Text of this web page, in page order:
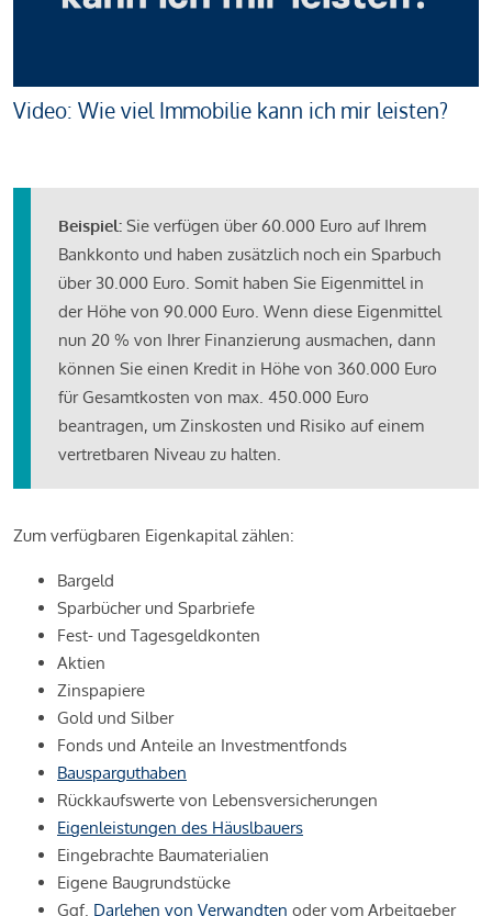
Video: Wie viel Immobilie kann ich mir leisten?
Beispiel: Sie verfügen über 60.000 Euro auf Ihrem
Bankkonto und haben zusätzlich noch ein Sparbuch
über 30.000 Euro. Somit haben Sie Eigenmittel in
der Höhe von 90.000 Euro. Wenn diese Eigenmittel
nun 20 % von Ihrer Finanzierung ausmachen, dann
können Sie einen Kredit in Höhe von 360.000 Euro
für Gesamtkosten von max. 450.000 Euro
beantragen, um Zinskosten und Risiko auf einem
vertretbaren Niveau zu halten.
Zum verfügbaren Eigenkapital zählen:
Bargeld
Sparbücher und Sparbriefe
Fest- und Tagesgeldkonten
Aktien
Zinspapiere
Gold und Silber
Fonds und Anteile an Investmentfonds
Bausparguthaben
Rückkaufswerte von Lebensversicherungen
Eigenleistungen des Häuslbauers
Eingebrachte Baumaterialien
Eigene Baugrundstücke
Ggf. Darlehen von Verwandten oder vom Arbeitgeber